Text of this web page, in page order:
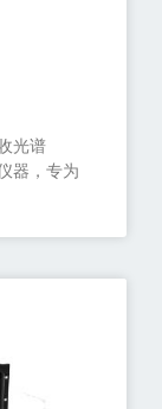
光谱
器，专为